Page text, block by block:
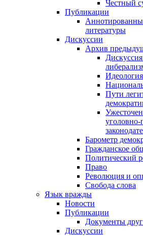
Честный
Публикации
литературы
Дискуссии
Архив
Пути
уголовно-
Барометр
Гражданское
Политический
Право
Революция и
Свобода слова
Язык вражды
Новости
Публикации
Документы
Дискуссии